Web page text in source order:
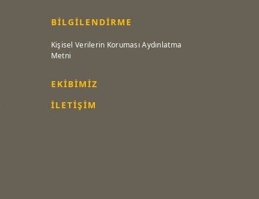
BİLGİLENDİRME
Kişisel Verilerin Koruması Aydınlatma
Metni
EKİBİMİZ
İLETİŞİM